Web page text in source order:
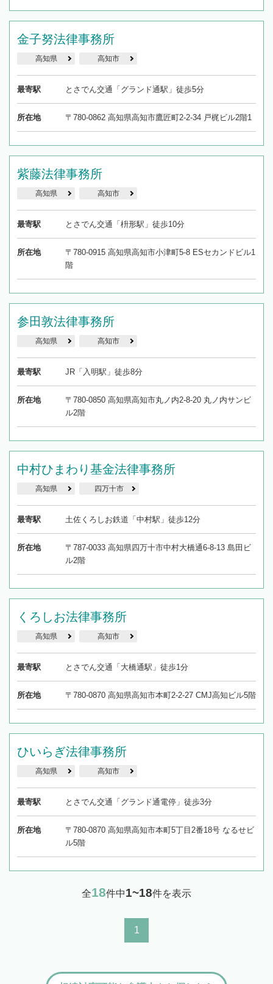
金子努法律事務所
高知県 高知市
最寄駅 とさでん交通「グランド通駅」徒歩5分
所在地 〒780-0862 高知県高知市鷹匠町2-2-34 戸梶ビル2階1
紫藤法律事務所
高知県 高知市
最寄駅 とさでん交通「枡形駅」徒歩10分
所在地
〒780-0915 高知県高知市小津町5-8 ESセカンドビル1
階
参田敦法律事務所
高知県 高知市
最寄駅 JR「入明駅」徒歩8分
所在地
〒780-0850 高知県高知市丸ノ内2-8-20 丸ノ内サンビ
ル2階
中村ひまわり基金法律事務所
高知県 四万十市
最寄駅 土佐くろしお鉄道「中村駅」徒歩12分
所在地
〒787-0033 高知県四万十市中村大橋通6-8-13 島田ビ
ル2階
くろしお法律事務所
高知県 高知市
最寄駅 とさでん交通「大橋通駅」徒歩1分
所在地 〒780-0870 高知県高知市本町2-2-27 CMJ高知ビル5階
ひいらぎ法律事務所
高知県 高知市
最寄駅 とさでん交通「グランド通電停」徒歩3分
所在地
〒780-0870 高知県高知市本町5丁目2番18号 なるせビ
ル5階
全18件中1~18件を表示
1